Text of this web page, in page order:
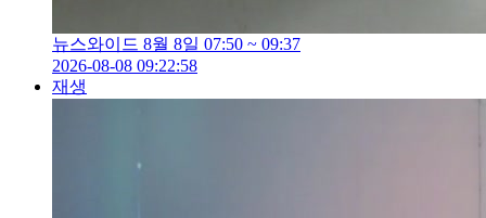
뉴스와이드 8월 8일 07:50 ~ 09:37
2026-08-08 09:22:58
재생